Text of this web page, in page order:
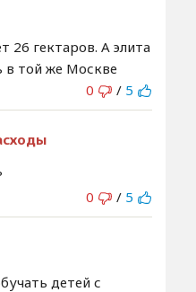
26 гектаров. А элита
в той же Москве
0
/ 5
0
/ 5
детей с